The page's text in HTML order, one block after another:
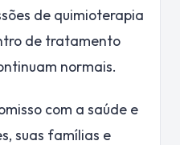
de quimioterapia
de tratamento
normais.
com a saúde e
suas famílias e